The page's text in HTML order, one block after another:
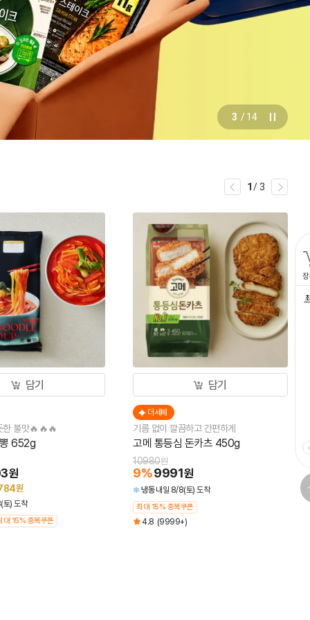
4 / 14
담기
한 불맛🔥🔥🔥
652g
원
원
) 도착
대 15% 중복쿠폰
담기
더세페
기름 없이 깔끔하고 간편하게
고메 통등심 돈카츠 450g
9%9991원
10980원
냉동 내일 8/8(토) 도착
최대 15% 중복쿠폰
4.8 (9999+)
비
냉동
1 / 3